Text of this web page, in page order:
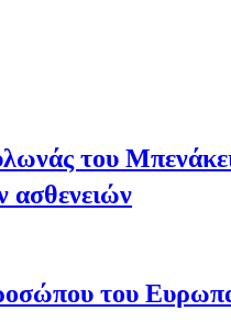
του
ασθενειών
του